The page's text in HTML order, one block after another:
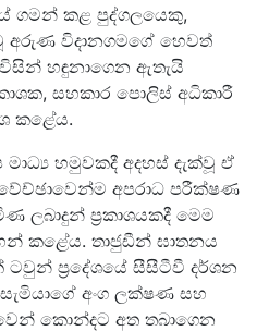
ගමන් කළ පුද්ගලයෙකු,
විදානගමගේ හෙවත්
විසින් හඳුනාගෙන ඇතැයි
සහකාර පොලිස් අධිකාරී
කළේය.
හමුවකදී අදහස් දැක්වූ ඒ
අපරාධ පරීක්ෂණ
ලබාදුන් ප්‍රකාශයකදී මෙම
කළේය. තාජුඩීන් ඝාතනය
ටවුන් ප්‍රදේශයේ සීසීටීවී දර්ශන
අංග ලක්ෂණ සහ
කොන්දට අත තබාගෙන